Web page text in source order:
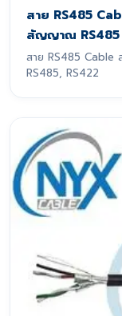
สาย RS485
สัญญาณ RS485
สาย RS485
RS485, RS422